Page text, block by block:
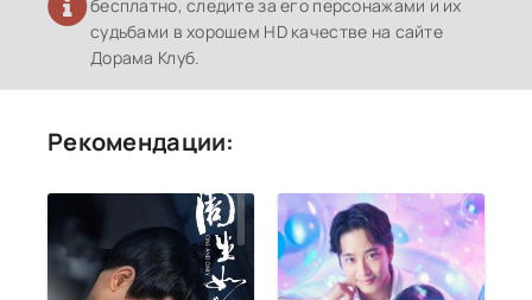
бесплатно, следите за его персонажами и их
судьбами в хорошем HD качестве на сайте
Дорама Клуб.
Рекомендации: